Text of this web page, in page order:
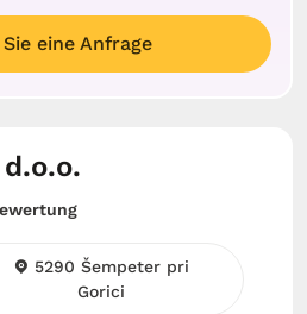
eine Anfrage
d.o.o.
5290 Šempeter pri
Gorici